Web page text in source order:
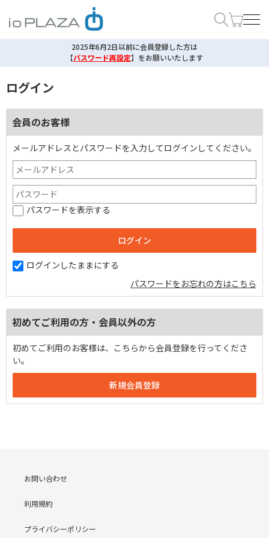
2025年6月2日以前に会員登録した方は
【パスワード再設定】 をお願いいたします
ログイン
会員のお客様
メールアドレスとパスワードを入力してログインしてください。
パスワードを表示する
ログインしたままにする
パスワードをお忘れの方はこちら
初めてご利用の方・会員以外の方
初めてご利用のお客様は、こちらから会員登録を行ってくださ
い。
お問い合わせ
利用規約
プライバシーポリシー